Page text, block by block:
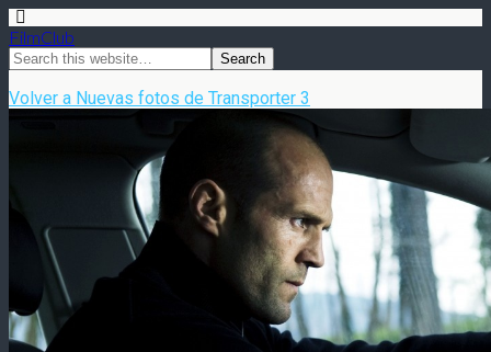
FilmClub
Volver a Nuevas fotos de Transporter 3